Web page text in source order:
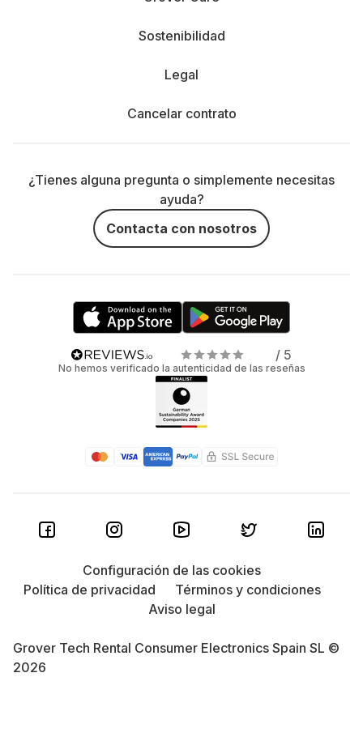
Sostenibilidad
Legal
Cancelar contrato
¿Tienes alguna pregunta o simplemente necesitas
ayuda?
Contacta con nosotros
/ 5
No hemos verificado la autenticidad de las reseñas
Grover Tech Rental Consumer Electronics Spain SL ©
2026
Configuración de las cookies
Política de privacidad
Términos y condiciones
Aviso legal